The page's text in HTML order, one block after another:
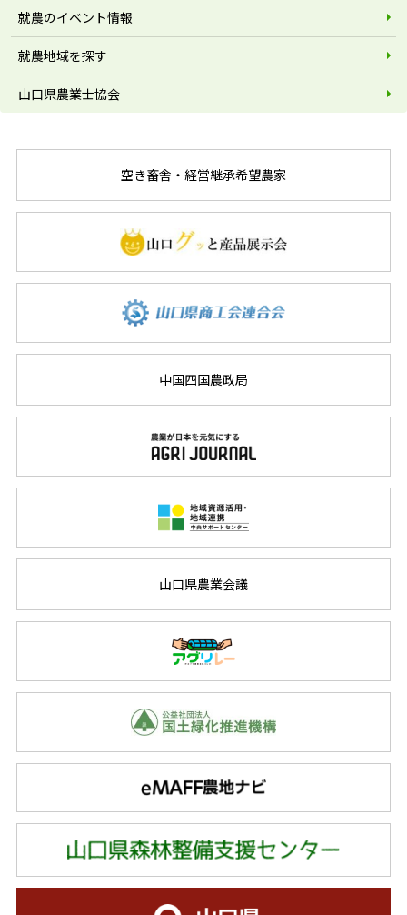
就農のイベント情報
就農地域を探す
山口県農業士協会
空き畜舎・経営継承希望農家
中国四国農政局
山口県農業会議